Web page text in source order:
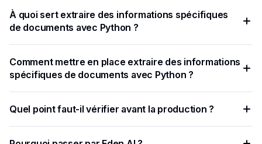
À quoi sert extraire des informations spécifiques
de documents avec Python ?
processus d'extraction des données, ce qui leur permet de
gagner du temps et d'accroître leur efficacité
opérationnelle.
Comment mettre en place extraire des informations
spécifiques de documents avec Python ?
développeurs qui vous permet d'extraire des informations
spécifiques de vos documents.
Quel point faut-il vérifier avant la production ?